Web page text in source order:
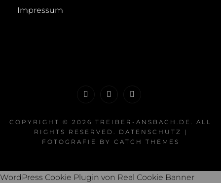
Impressum
COPYRIGHT © 2026 TREIBER-ANSBACH.DE
. ALL
RIGHTS RESERVED. DATENSCHUTZ
|
FOTOGRAFIE BY CATCH THEMES
WordPress Cookie Plugin von Real Cookie Banner